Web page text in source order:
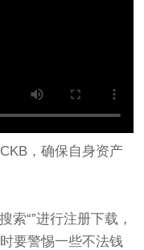
，确保自身资产
索“”进行注册下载，
要警惕一些不法钱